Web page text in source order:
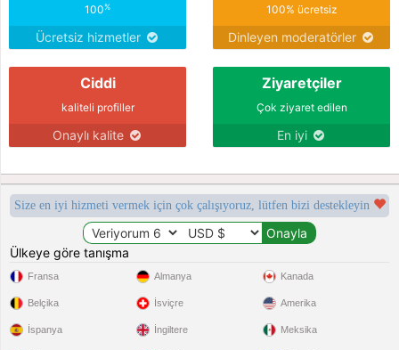
100%
Ücretsiz hizmetler
100% ücretsiz
Dinleyen moderatörler
Ciddi
kaliteli profiller
Onaylı kalite
Ziyaretçiler
Çok ziyaret edilen
En iyi
Size en iyi hizmeti vermek için çok çalışıyoruz, lütfen bizi destekleyin
Ülkeye göre tanışma
Fransa
Belçika
İspanya
Almanya
İsviçre
İngiltere
Kanada
Amerika
Meksika